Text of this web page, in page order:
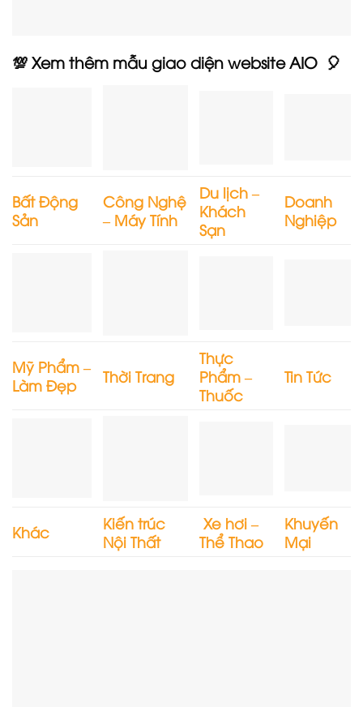
💯 Xem thêm mẫu giao diện website AIO 🎈
Bất Động
Sản
Công Nghệ
– Máy Tính
Du lịch –
Khách
Sạn
Doanh
Nghiệp
Mỹ Phẩm –
Làm Đẹp
Thời Trang
Thực
Phẩm –
Thuốc
Tin Tức
Khác
Kiến trúc
Nội Thất
Xe hơi –
Thể Thao
Khuyến
Mại